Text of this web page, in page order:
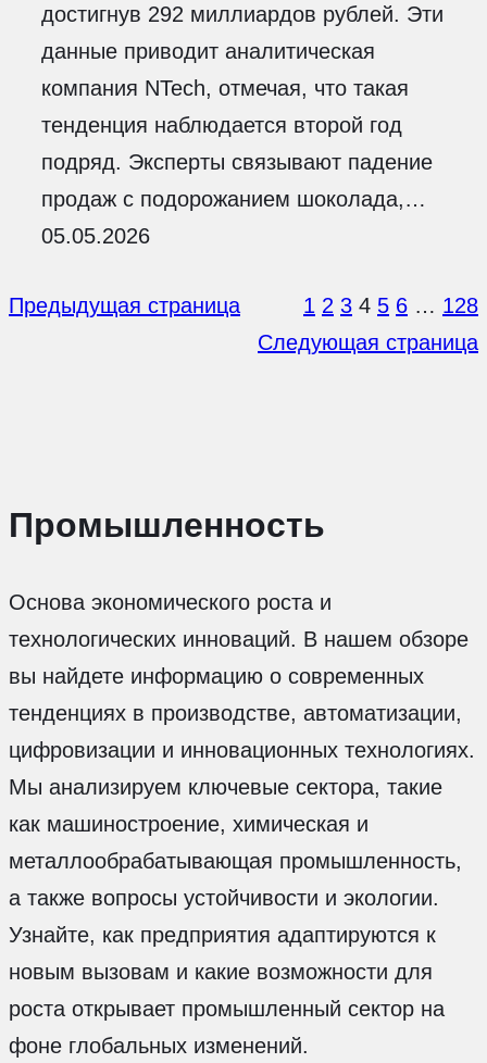
достигнув 292 миллиардов рублей. Эти
данные приводит аналитическая
компания NTech, отмечая, что такая
тенденция наблюдается второй год
подряд. Эксперты связывают падение
продаж с подорожанием шоколада,…
05.05.2026
Предыдущая страница 1 2 3 4 5 6 … 128
Следующая страница
Промышленность
Основа экономического роста и
технологических инноваций. В нашем обзоре
вы найдете информацию о современных
тенденциях в производстве, автоматизации,
цифровизации и инновационных технологиях.
Мы анализируем ключевые сектора, такие
как машиностроение, химическая и
металлообрабатывающая промышленность,
а также вопросы устойчивости и экологии.
Узнайте, как предприятия адаптируются к
новым вызовам и какие возможности для
роста открывает промышленный сектор на
фоне глобальных изменений.